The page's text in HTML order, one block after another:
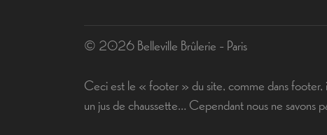
© 2026 Belleville Brûlerie - Paris
Ceci est le « footer » du site, comme dans
un jus de chaussette… Cependant nous ne savons